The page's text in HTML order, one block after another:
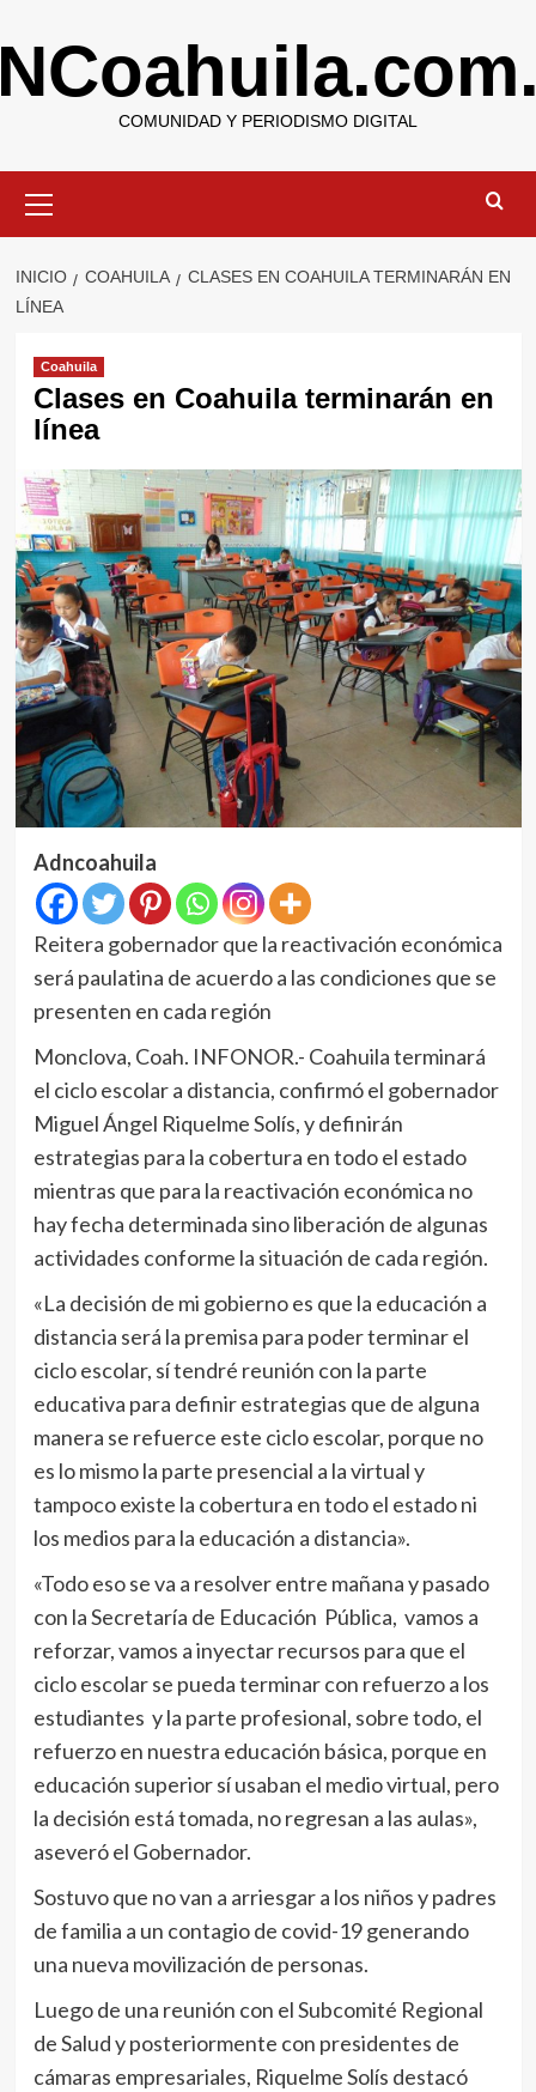
al
contenido
COMUNIDAD Y PERIODISMO DIGITAL
primario
INICIO COAHUILA
CLASES EN COAHUILA TERMINARÁN EN
LÍNEA
Coahuila
Clases en Coahuila terminarán en
línea
Adncoahuila
Reitera gobernador que la reactivación económica
será paulatina de acuerdo a las condiciones que se
presenten en cada región
Monclova, Coah. INFONOR.- Coahuila terminará
el ciclo escolar a distancia, confirmó el gobernador
Miguel Ángel Riquelme Solís, y definirán
estrategias para la cobertura en todo el estado
mientras que para la reactivación económica no
hay fecha determinada sino liberación de algunas
actividades conforme la situación de cada región.
«La decisión de mi gobierno es que la educación a
distancia será la premisa para poder terminar el
ciclo escolar, sí tendré reunión con la parte
educativa para definir estrategias que de alguna
manera se refuerce este ciclo escolar, porque no
es lo mismo la parte presencial a la virtual y
tampoco existe la cobertura en todo el estado ni
los medios para la educación a distancia».
«Todo eso se va a resolver entre mañana y pasado
con la Secretaría de Educación Pública, vamos a
reforzar, vamos a inyectar recursos para que el
ciclo escolar se pueda terminar con refuerzo a los
estudiantes y la parte profesional, sobre todo, el
refuerzo en nuestra educación básica, porque en
educación superior sí usaban el medio virtual, pero
la decisión está tomada, no regresan a las aulas»,
aseveró el Gobernador.
Sostuvo que no van a arriesgar a los niños y padres
de familia a un contagio de covid-19 generando
una nueva movilización de personas.
Luego de una reunión con el Subcomité Regional
de Salud y posteriormente con presidentes de
cámaras empresariales, Riquelme Solís destacó